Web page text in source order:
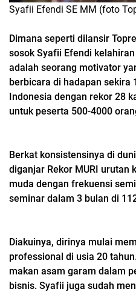
Syafii Efendi SE MM (foto
Dimana seperti dilansir
sosok Syafii Efendi
adalah seorang motivator
berbicara di hadapan sekira
Indonesia dengan rekor 28
untuk peserta 500-4000
Berkat konsistensinya di
diganjar Rekor MURI urutan
muda dengan frekuensi
seminar dalam 3 bulan di
Diakuinya, dirinya mulai
professional di usia 20
makan asam garam dalam
bisnis. Syafii juga sudah